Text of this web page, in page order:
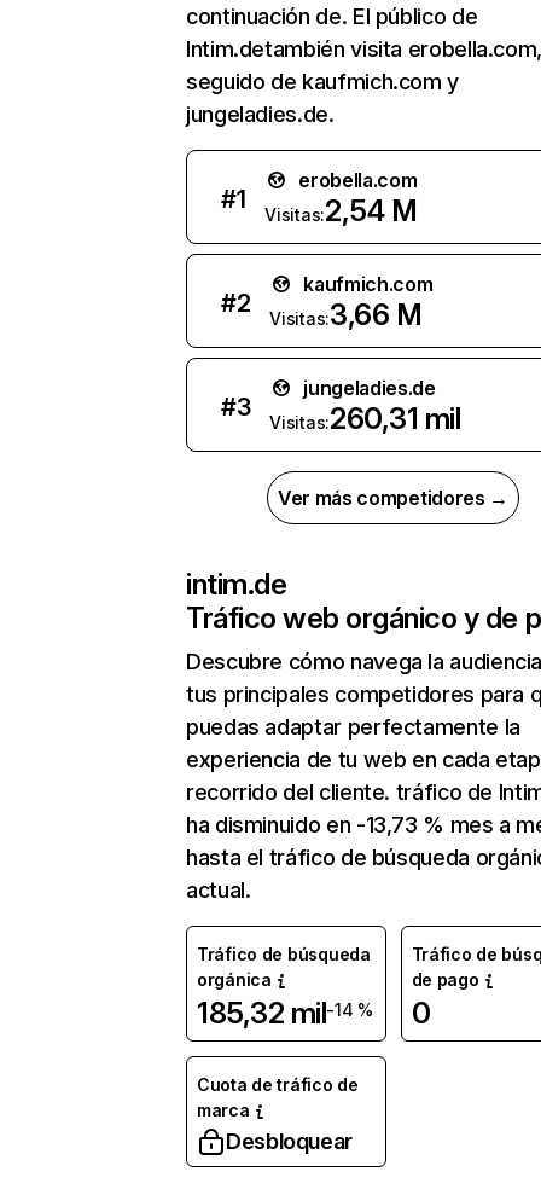
continuación de. El público de
Intim.detambién visita
seguido de kaufmich.com y
jungeladies.de.
#1
erobella.com
Visitas:2,54 M
#2
kaufmich.com
Visitas:3,66 M
#3
jungeladies.de
Visitas:260,31 mil
Ver más competidores →
intim.de
Tráfico web orgánico y de
Descubre cómo navega la
tus principales competidores para
puedas adaptar perfectamente la
experiencia de tu web en cada
recorrido del cliente. tráfico de
ha disminuido en -13,73 % mes a
hasta el tráfico de búsqueda
actual.
Tráfico de búsqueda
orgánica
185,32 mil-14 %
Tráfico de
de pago
0
Cuota de tráfico de
marca
Desbloquear